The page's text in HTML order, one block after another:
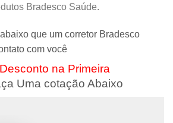
Bradesco Saúde.
que um corretor Bradesco
com você
na Primeira
Uma cotação Abaixo